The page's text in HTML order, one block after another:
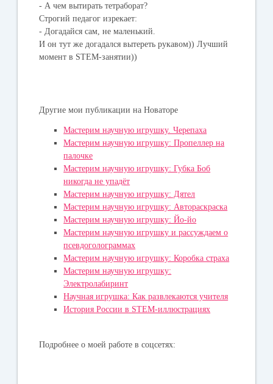
- А чем вытирать тетраборат?
Строгий педагог изрекает:
- Догадайся сам, не маленький.
И он тут же догадался вытереть рукавом)) Лучший
момент в STEM-занятии))
Другие мои публикации на Новаторе
Мастерим научную игрушку. Черепаха
Мастерим научную игрушку: Пропеллер на
палочке
Мастерим научную игрушку: Губка Боб
никогда не упадёт
Мастерим научную игрушку: Дятел
Мастерим научную игрушку: Автораскраска
Мастерим научную игрушку: Йо-йо
Мастерим научную игрушку и рассуждаем о
псевдоголограммах
Мастерим научную игрушку: Коробка страха
Мастерим научную игрушку:
Электролабиринт
Научная игрушка: Как развлекаются учителя
История России в STEM-иллюстрациях
Подробнее о моей работе в соцсетях: